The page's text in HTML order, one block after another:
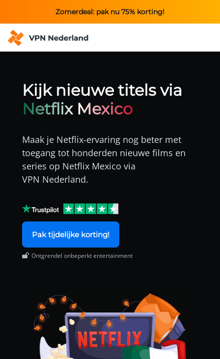
Zomerdeal: pak nu 75% korting!
Kijk nieuwe titels via
Netflix Mexico
Maak je Netflix-ervaring nog beter met
toegang tot honderden nieuwe films en
series op Netflix Mexico via
VPN Nederland.
Pak tijdelijke korting!
Ontgrendel onbeperkt entertainment